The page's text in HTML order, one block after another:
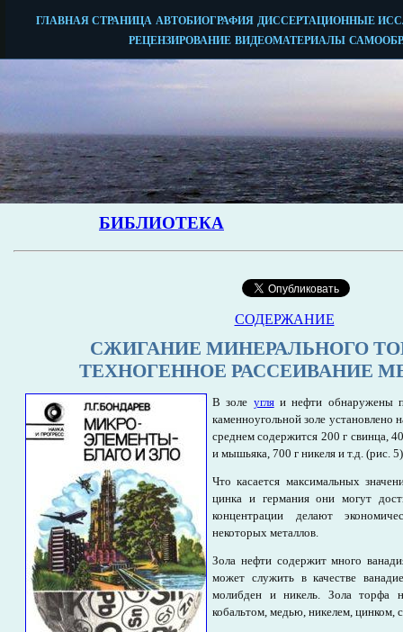
СОДЕРЖАНИЕ
СЖИГАНИЕ МИНЕРАЛЬНОГО
ТЕХНОГЕННОЕ РАССЕИВАНИЕ
В золе угляи нефти обнаружены
каменноугольной золе установлено
среднем содержится 200 г свинца,
и мышьяка, 700 г никеля и т.д. (рис.
Что касается максимальных
цинка и германия они могут
концентрации делают
некоторых металлов.
Зола нефти содержит много
может служить в качестве
молибден и никель. Зола торфа
кобальтом, медью, никелем, цинком,